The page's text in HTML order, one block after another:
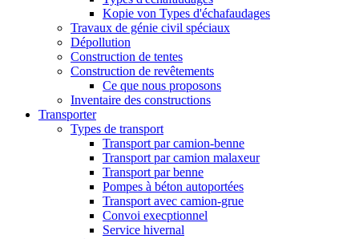
Kopie von Types d'échafaudages
Travaux de génie civil spéciaux
Dépollution
Construction de tentes
Construction de revêtements
Ce que nous proposons
Inventaire des constructions
Transporter
Types de transport
Transport par camion-benne
Transport par camion malaxeur
Transport par benne
Pompes à béton autoportées
Transport avec camion-grue
Convoi execptionnel
Service hivernal